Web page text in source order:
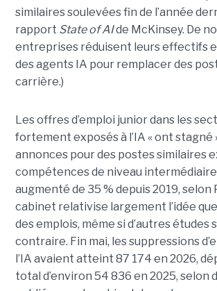
similaires soulevées fin de l’année
rapport State of AIde McKinsey. De
entreprises réduisent leurs effectifs
des agents IA pour remplacer des
carrière.)
Les offres d’emploi junior dans les
fortement exposés à l’IA « ont stagné
annonces pour des postes similaires
compétences de niveau
augmenté de 35 % depuis 2019, selon
cabinet relativise largement l’idée
des emplois, même si d’autres études
contraire. Fin mai, les suppressions
l’IA avaient atteint 87 174 en 2026,
total d’environ 54 836 en 2025, selon